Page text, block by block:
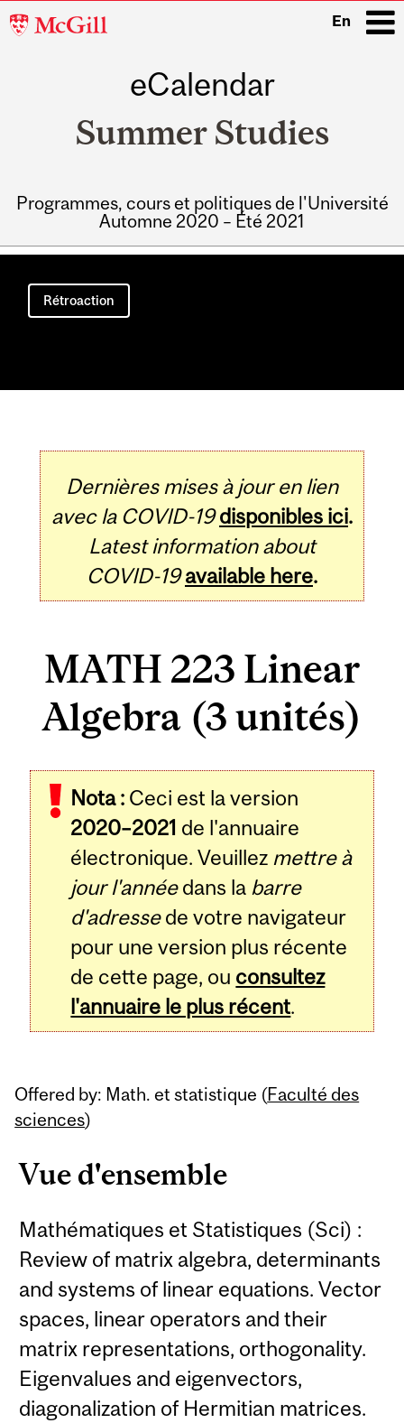
McGill
En
eCalendar
Summer Studies
Programmes, cours et politiques de l'Université
Automne 2020 – Été 2021
Main
navigation
Rétroaction
Dernières mises à jour en lien
avec la COVID-19 disponibles ici.
Latest information about
COVID-19 available here.
MATH 223 Linear
Algebra (3 unités)
Nota : Ceci est la version
2020–2021 de l'annuaire
électronique. Veuillez mettre à
jour l'annéedans la barre
d'adressede votre navigateur
pour une version plus récente
de cette page, ou consultez
l'annuaire le plus récent.
Offered by: Math. et statistique (Faculté des
sciences)
Vue d'ensemble
Mathématiques et Statistiques (Sci) :
Review of matrix algebra, determinants
and systems of linear equations. Vector
spaces, linear operators and their
matrix representations, orthogonality.
Eigenvalues and eigenvectors,
diagonalization of Hermitian matrices.
Related
Content